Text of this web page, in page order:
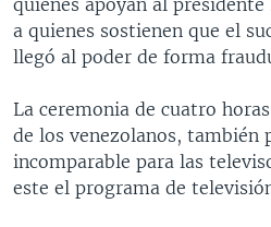
a quienes sostienen que el
llegó al poder de forma
La ceremonia de cuatro
de los venezolanos, también
incomparable para las
este el programa de